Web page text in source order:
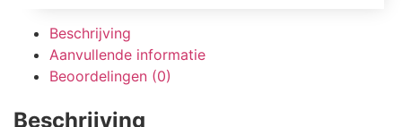
Beschrijving
Aanvullende informatie
Beoordelingen (0)
Beschrijving